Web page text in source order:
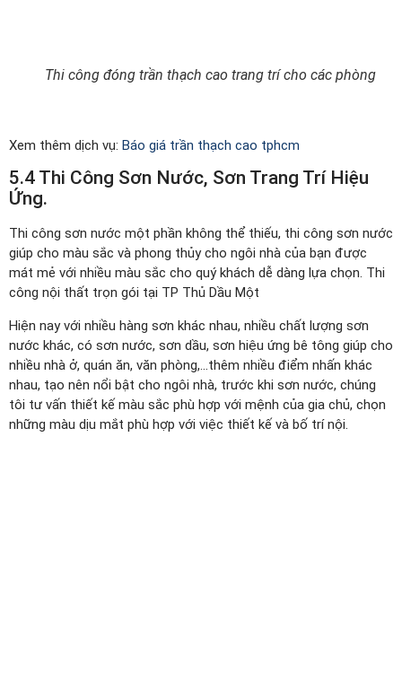
Thi công đóng trần thạch cao trang trí cho các phòng
Xem thêm dịch vụ: Báo giá trần thạch cao tphcm
5.4 Thi Công Sơn Nước, Sơn Trang Trí Hiệu
Ứng.
Thi công sơn nước một phần không thể thiếu, thi công sơn nước
giúp cho màu sắc và phong thủy cho ngôi nhà của bạn được
mát mẻ với nhiều màu sắc cho quý khách dễ dàng lựa chọn. Thi
công nội thất trọn gói tại TP Thủ Dầu Một
Hiện nay với nhiều hàng sơn khác nhau, nhiều chất lượng sơn
nước khác, có sơn nước, sơn dầu, sơn hiệu ứng bê tông giúp cho
nhiều nhà ở, quán ăn, văn phòng,…thêm nhiều điểm nhấn khác
nhau, tạo nên nổi bật cho ngôi nhà, trước khi sơn nước, chúng
tôi tư vấn thiết kế màu sắc phù hợp với mệnh của gia chủ, chọn
những màu dịu mắt phù hợp với việc thiết kế và bố trí nội.